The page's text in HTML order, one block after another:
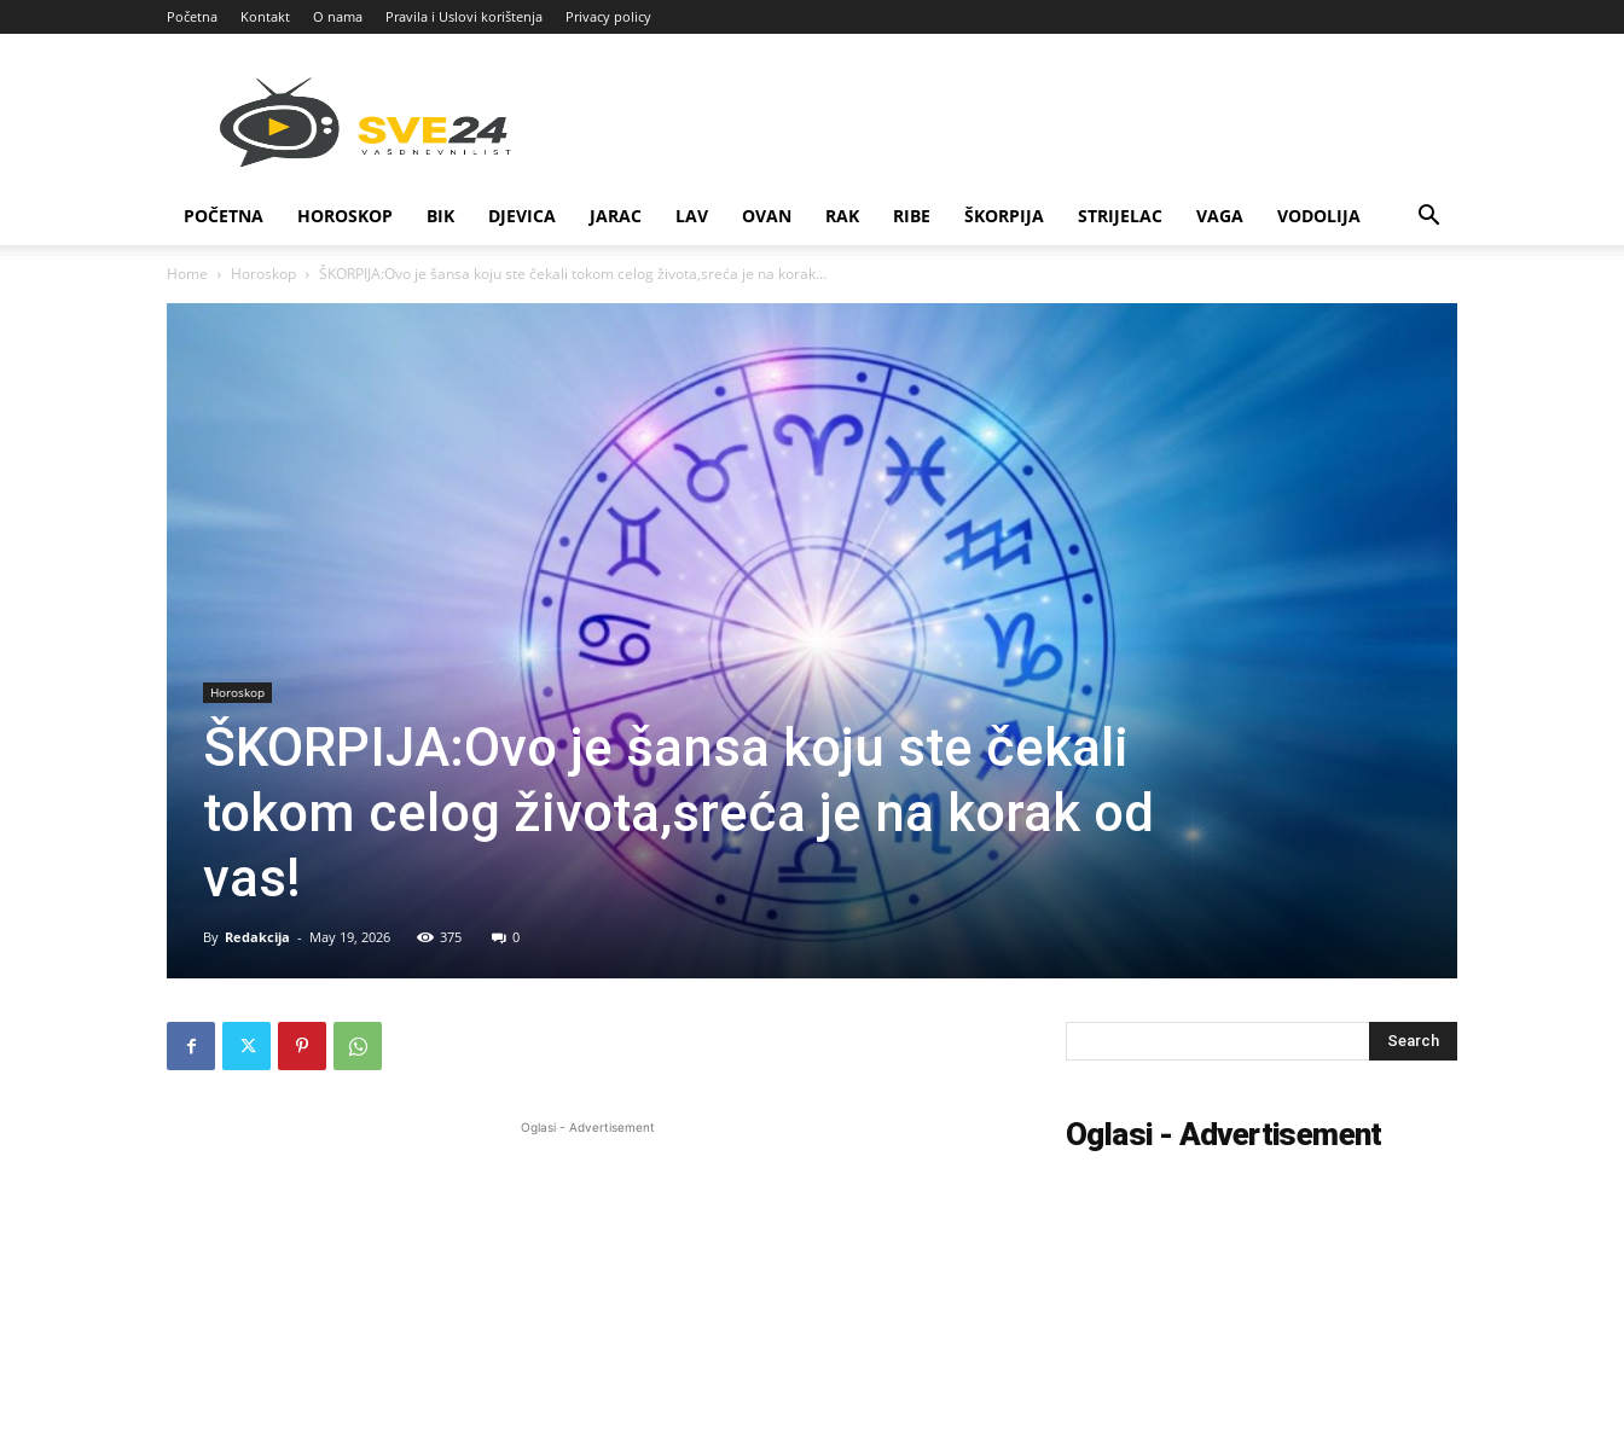
Početna Kontakt O nama Pravila i Uslovi korištenja Privacy policy
POČETNA HOROSKOP BIK DJEVICA JARAC LAV OVAN RAK RIBE ŠKORPIJA STRIJELAC VAGA VODOLIJA
Home Horoskop ŠKORPIJA:Ovo je šansa koju ste čekali tokom celog života,sreća je na korak...
Horoskop
ŠKORPIJA:Ovo je šansa koju ste čekali
tokom celog života,sreća je na korak od
vas!
By Redakcija - May 19, 2026 375 0
Oglasi - Advertisement Oglasi - Advertisement